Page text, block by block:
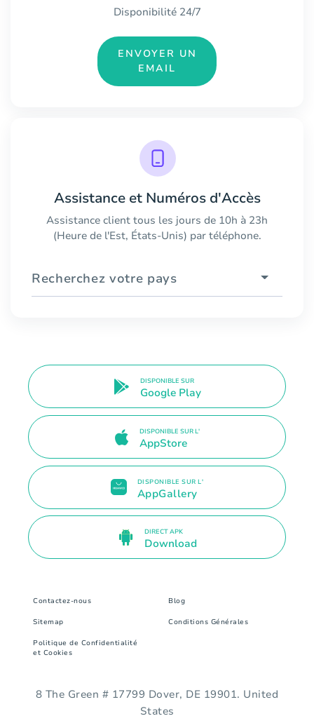
Disponibilité 24/7
ENVOYER UN
EMAIL
Assistance et Numéros d'Accès
Assistance client tous les jours de 10h à 23h
(Heure de l'Est, États-Unis) par téléphone.
Recherchez votre pays
DISPONIBLE SUR
Google Play
DISPONIBLE SUR L'
AppStore
DISPONIBLE SUR L'
AppGallery
DIRECT APK
Download
Contactez-nous Blog
Sitemap Conditions Générales
Politique de Confidentialité
et Cookies
8 The Green # 17799 Dover, DE 19901. United
States